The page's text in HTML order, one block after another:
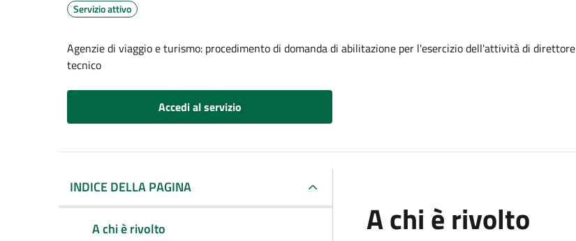
Servizio attivo
Agenzie di viaggio e turismo: procedimento di domanda di abilitazione per l'esercizio dell'attività di direttore
tecnico
Accedi al servizio
INDICE DELLA PAGINA
A chi è rivolto
A chi è rivolto